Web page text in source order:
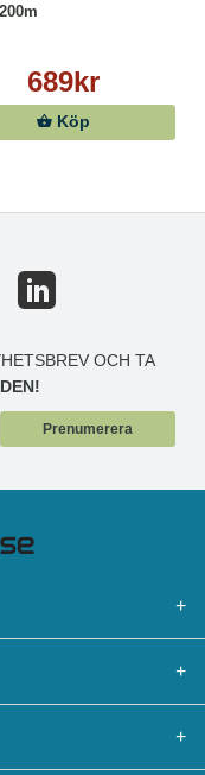
689kr
Köp
OCH TA
Prenumerera
+
+
+